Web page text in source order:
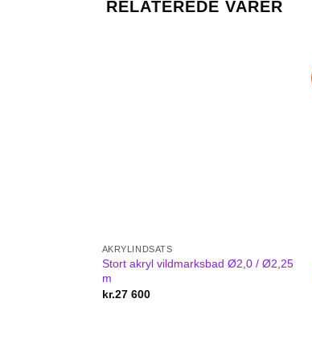
RELATEREDE VARER
AKRYLINDSATS
Stort akryl vildmarksbad Ø2,0 / Ø2,25
m
kr.27 600